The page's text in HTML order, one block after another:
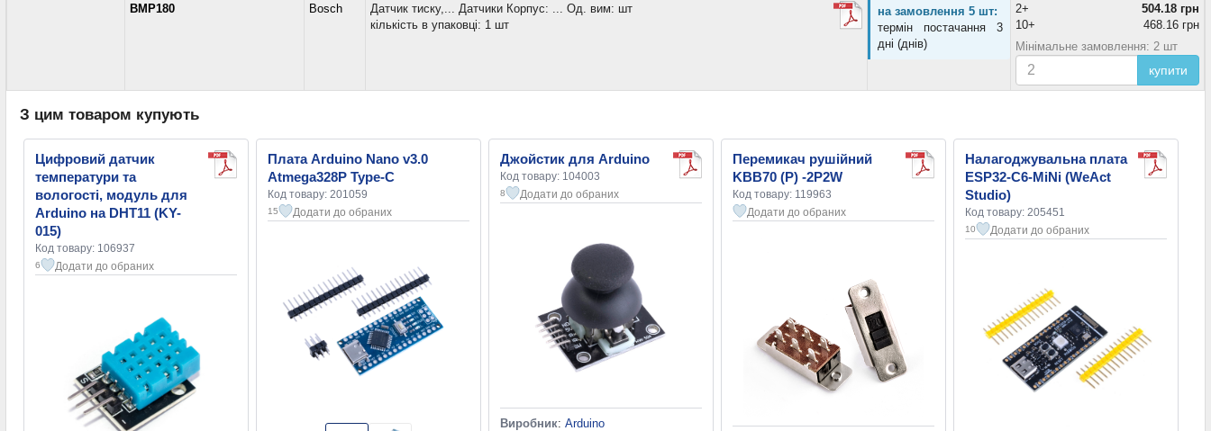
BMP180 Bosch
Датчик тиску,... Датчики Корпус: ... Од. вим: шт
кількість в упаковці: 1 шт
на замовлення 5 шт:
термін постачання 3
дні (днів)
2+
504.18 грн
10+
468.16 грн
Мінімальне замовлення: 2 шт
купити
З цим товаром купують
Цифровий датчик
температури та
вологості, модуль для
Arduino на DHT11 (KY-
015)
Код товару: 106937
6 Додати до обраних
Плата Arduino Nano v3.0
Atmega328P Type-C
Код товару: 201059
15 Додати до обраних
Джойстик для Arduino
Код товару: 104003
8 Додати до обраних
Виробник: Arduino
Перемикач рушійний
KBB70 (P) -2P2W
Код товару: 119963
Додати до обраних
Налагоджувальна плата
ESP32-C6-MiNi (WeAct
Studio)
Код товару: 205451
10 Додати до обраних